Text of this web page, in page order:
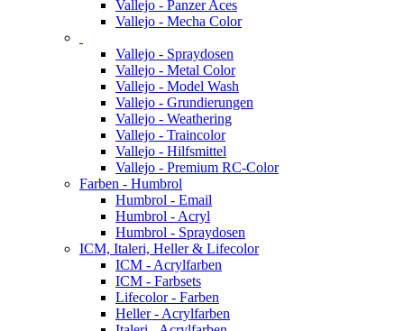
Vallejo - Panzer Aces
Vallejo - Mecha Color
Vallejo - Spraydosen
Vallejo - Metal Color
Vallejo - Model Wash
Vallejo - Grundierungen
Vallejo - Weathering
Vallejo - Traincolor
Vallejo - Hilfsmittel
Vallejo - Premium RC-Color
Farben - Humbrol
Humbrol - Email
Humbrol - Acryl
Humbrol - Spraydosen
ICM, Italeri, Heller & Lifecolor
ICM - Acrylfarben
ICM - Farbsets
Lifecolor - Farben
Heller - Acrylfarben